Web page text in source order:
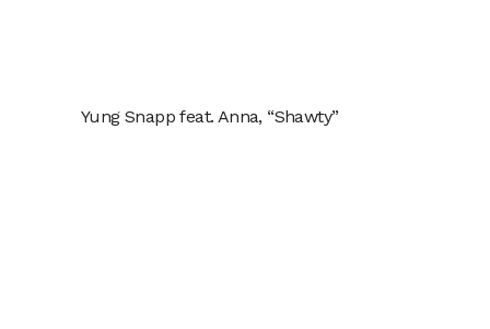
Yung Snapp feat. Anna, “Shawty”